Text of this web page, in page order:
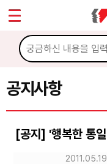
공지사항
[공지] '행복한 통
2011.05.19
마이페이지
소개
소식
공지사항
성명·보도